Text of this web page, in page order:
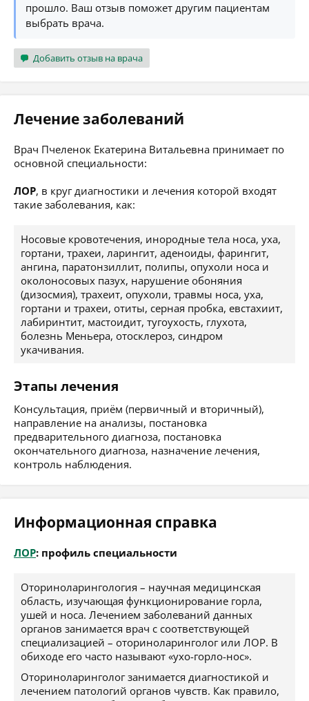
прошло. Ваш отзыв поможет другим пациентам
выбрать врача.
Добавить отзыв на врача
Лечение заболеваний
Врач Пчеленок Екатерина Витальевна принимает по
основной специальности:
ЛОР, в круг диагностики и лечения которой входят
такие заболевания, как:
Носовые кровотечения, инородные тела носа, уха,
гортани, трахеи, ларингит, аденоиды, фарингит,
ангина, паратонзиллит, полипы, опухоли носа и
околоносовых пазух, нарушение обоняния
(дизосмия), трахеит, опухоли, травмы носа, уха,
гортани и трахеи, отиты, серная пробка, евстахиит,
лабиринтит, мастоидит, тугоухость, глухота,
болезнь Меньера, отосклероз, синдром
укачивания.
Этапы лечения
Консультация, приём (первичный и вторичный),
направление на анализы, постановка
предварительного диагноза, постановка
окончательного диагноза, назначение лечения,
контроль наблюдения.
Информационная справка
ЛОР: профиль специальности
Оториноларингология – научная медицинская
область, изучающая функционирование горла,
ушей и носа. Лечением заболеваний данных
органов занимается врач с соответствующей
специализацией – оториноларинголог или ЛОР. В
обиходе его часто называют «ухо-горло-нос».
Оториноларинголог занимается диагностикой и
лечением патологий органов чувств. Как правило,